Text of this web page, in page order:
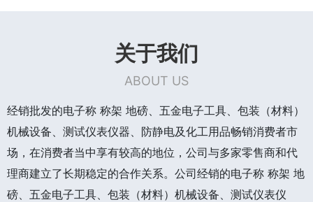
关于我们
ABOUT US
经销批发的电子称 称架 地磅、五金电子工具、包装（材料）
机械设备、测试仪表仪器、防静电及化工用品畅销消费者市
场，在消费者当中享有较高的地位，公司与多家零售商和代
理商建立了长期稳定的合作关系。公司经销的电子称 称架 地
磅、五金电子工具、包装（材料）机械设备、测试仪表仪